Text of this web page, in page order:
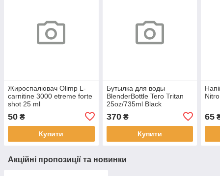
Жироспалювач Olimp L-
carnitine 3000 etreme forte
shot 25 ml
50 ₴
Купити
Бутылка для воды
BlenderBottle Tero Tritan
25oz/735ml Black
370₴
Купити
65
Акційні пропозиції та новинки